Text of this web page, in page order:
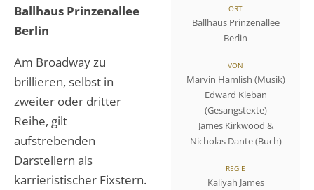
ORT
Ballhaus Prinzenallee
Berlin
VON
Marvin Hamlish (Musik)
Edward Kleban
(Gesangstexte)
James Kirkwood &
Nicholas Dante (Buch)
REGIE
Kaliyah James
Ballhaus Prinzenallee
Berlin
Am Broadway zu
brillieren, selbst in
zweiter oder dritter
Reihe, gilt
aufstrebenden
Darstellern als
karrieristischer Fixstern.